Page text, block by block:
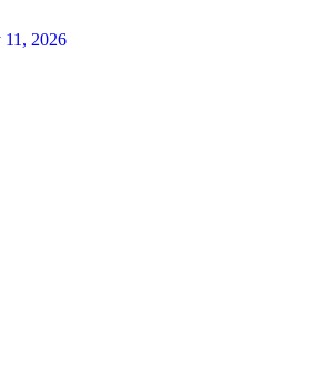
11, 2026